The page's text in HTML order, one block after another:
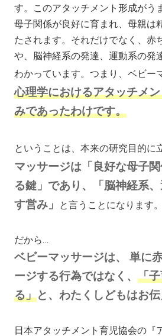
す。このアタッチメント形成がう
母子関係が良好に育まれ、母親は
たされます。それだけでなく、赤
や、脳神経系の発達、運動系の発
わかっています。つまり、ベビー
心理学におけるアタッチメ
みであったわけです。
ということは、本来の研究目的に
マッサージは「良好な母子
る鍵」であり、「脳神経系
す営み」
と言うことになります。
だから…
ベビーマッサージは、 単に
ージする行為ではなく、「
る」と、わたくしどもはお伝
日本アタッチメント育児協会の『